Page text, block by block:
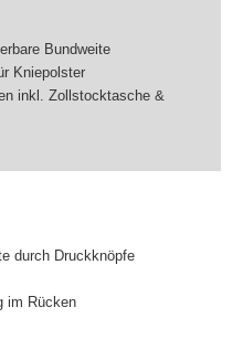
Bundweite
Kniepolster
inkl. Zollstocktasche &
durch Druckknöpfe
im Rücken